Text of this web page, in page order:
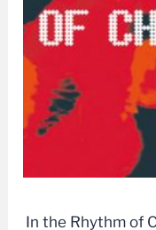
In the Rhythm of